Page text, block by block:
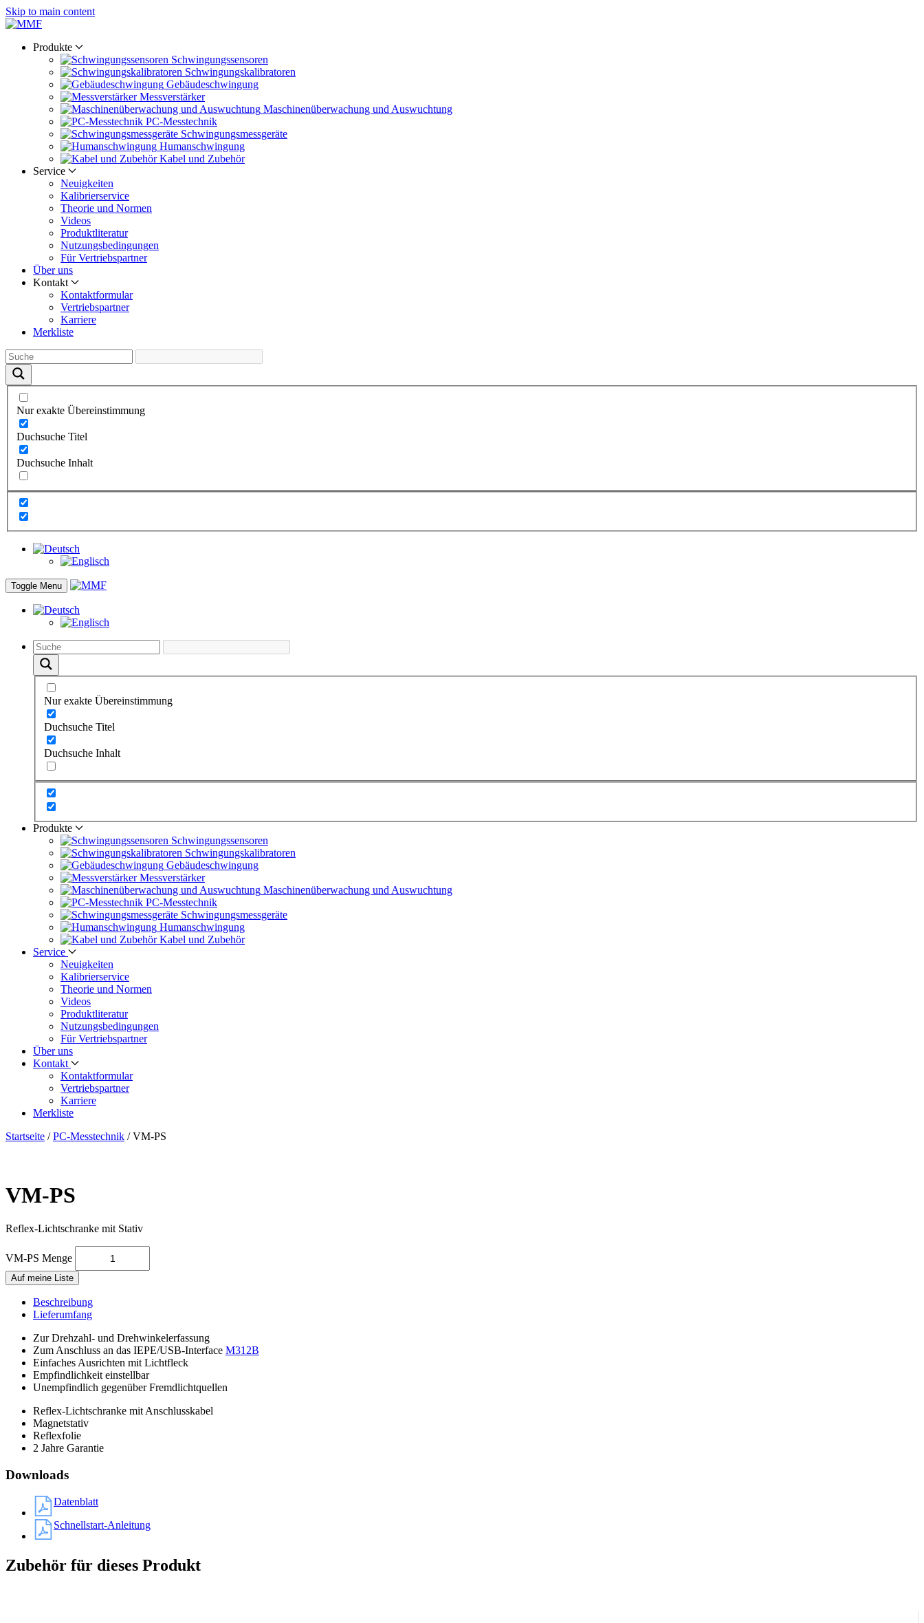
Skip to main content
Produkte
Schwingungs­sensoren
Schwingungs­kalibratoren
Gebäude­schwingung
Messverstärker
Maschinen­überwachung und Auswuchtung
PC-Messtechnik
Schwingungs­messgeräte
Human­schwingung
Kabel und Zubehör
Service
Neuigkeiten
Kalibrier­service
Theorie und Normen
Videos
Produkt­literatur
Nutzungs­bedingungen
Für Vertriebs­partner
Über uns
Kontakt
Kontaktformular
Vertriebs­partner
Karriere
Merkliste
Nur exakte Übereinstimmung
Duchsuche Titel
Duchsuche Inhalt
Toggle Menu
Nur exakte Übereinstimmung
Duchsuche Titel
Duchsuche Inhalt
Produkte
Schwingungs­sensoren
Schwingungs­kalibratoren
Gebäude­schwingung
Messverstärker
Maschinen­überwachung und Auswuchtung
PC-Messtechnik
Schwingungs­messgeräte
Human­schwingung
Kabel und Zubehör
Service
Neuigkeiten
Kalibrier­service
Theorie und Normen
Videos
Produkt­literatur
Nutzungs­bedingungen
Für Vertriebs­partner
Über uns
Kontakt
Kontaktformular
Vertriebs­partner
Karriere
Merkliste
Startseite /PC-Messtechnik /VM-PS
VM-PS
Reflex-Lichtschranke mit Stativ
VM-PS Menge
Auf meine Liste
Beschreibung
Lieferumfang
Zur Drehzahl- und Drehwinkelerfassung
Zum Anschluss an das IEPE/USB-Interface M312B
Einfaches Ausrichten mit Lichtfleck
Empfindlichkeit einstellbar
Unempfindlich gegenüber Fremdlichtquellen
Reflex-Lichtschranke mit Anschlusskabel
Magnetstativ
Reflexfolie
2 Jahre Garantie
Downloads
Datenblatt
Schnellstart-Anleitung
Zubehör für dieses Produkt